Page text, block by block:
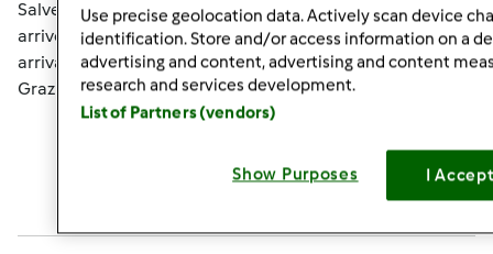
Salve ho effettuato l'ordine ieri, vorrei sapere se mi
arriverà il modello nuovo o no perché nel caso non mi
arrivasse vorrei annullare e prendere questo nuovo.
Grazie per l'attenzione
Use precise geolocation data. Actively scan device
identification. Store and/or access information on a
advertising and content, advertising and content
research and services development.
List of Partners (vendors)
Show Purposes I